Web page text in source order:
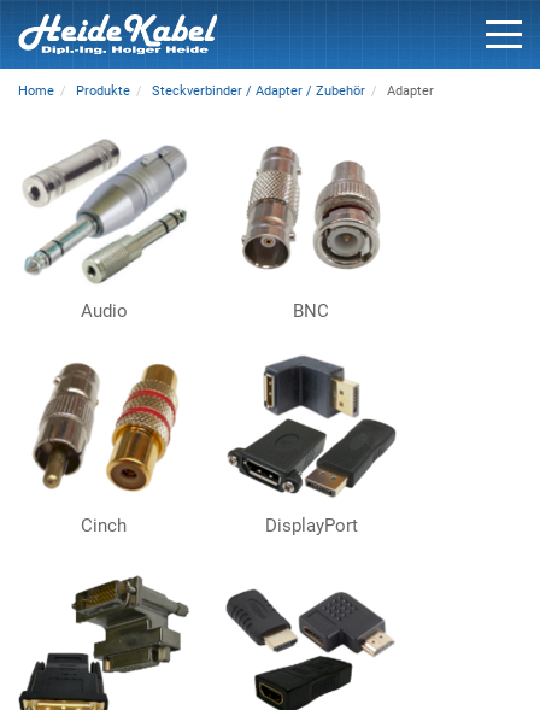
Home Produkte Steckverbinder / Adapter / Zubehör Adapter
Audio BNC
Cinch DisplayPort